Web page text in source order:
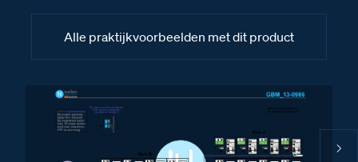
Alle praktijkvoorbeelden met dit product